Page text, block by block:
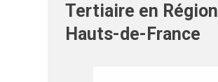
Tertiaire en Région
Hauts-de-France